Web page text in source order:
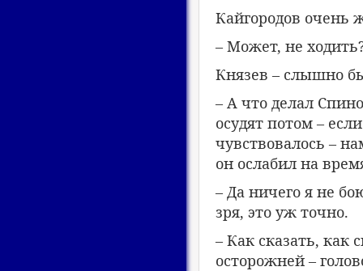
Кайгородов очень
– Может, не
Князев – слышно
– А что делал
осудят потом –
чувствовалось –
он ослабил на
– Да ничего я не
зря, это уж точно.
– Как сказать, как
осторожней –